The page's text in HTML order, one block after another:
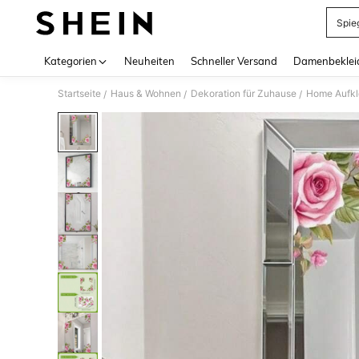
Kategorien Neuheiten Schneller Versand
Startseite / Haus & Wohnen / Dekoration für Zuhause / Home